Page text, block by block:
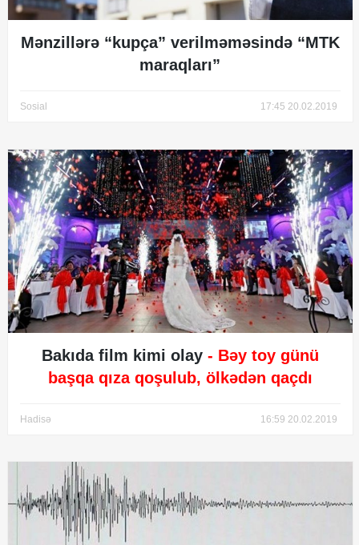
Mənzillərə “kupça” verilməməsində “MTK
maraqları”
Sosial 17:45 20.02.2019
Bakıda film kimi olay - Bəy toy günü
başqa qıza qoşulub, ölkədən qaçdı
Hadisə 16:59 20.02.2019